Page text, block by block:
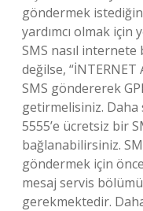
göndermek
yardımcı olmak için
SMS nasıl internete
değilse, “İNTERNET
SMS göndererek
getirmelisiniz. Daha
5555’e ücretsiz bir
bağlanabilirsiniz.
göndermek için
mesaj servis
gerekmektedir.